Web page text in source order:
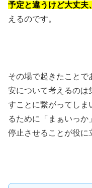
予定と違うけど大丈夫
えるのです。
その場で起きたことで
安について考えるのは
すことに繋がってしま
るために「まぁいっ
停止させることが役に